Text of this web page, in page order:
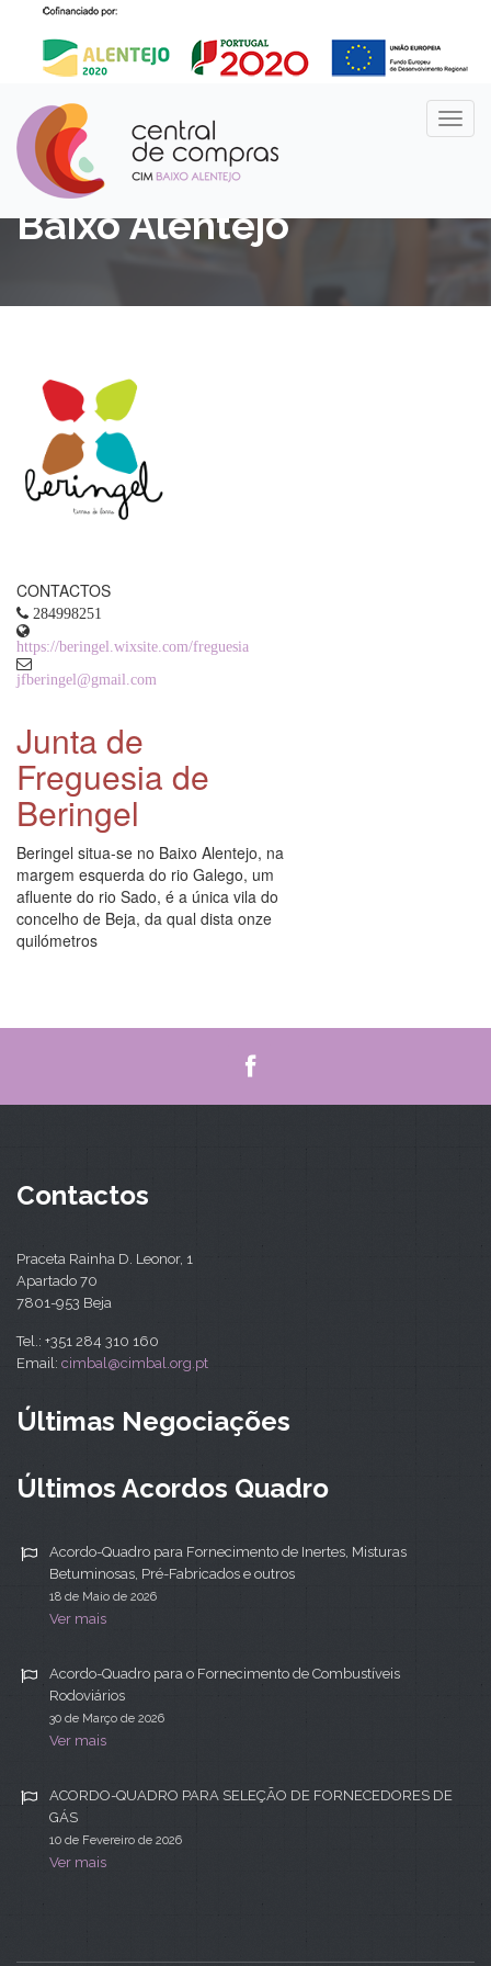
Entidades da CIM do
Baixo Alentejo
CONTACTOS
284998251
https://beringel.wixsite.com/freguesia
jfberingel@gmail.com
Junta de
Freguesia de
Beringel
Beringel situa-se no Baixo Alentejo, na
margem esquerda do rio Galego, um
afluente do rio Sado, é a única vila do
concelho de Beja, da qual dista onze
quilómetros
Contactos
Praceta Rainha D. Leonor, 1
Apartado 70
7801-953 Beja
Tel.: +351 284 310 160
Email: cimbal@cimbal.org.pt
Últimas Negociações
Últimos Acordos Quadro
Acordo-Quadro para Fornecimento de Inertes, Misturas
Betuminosas, Pré-Fabricados e outros
18 de Maio de 2026
Ver mais
Acordo-Quadro para o Fornecimento de Combustíveis
Rodoviários
30 de Março de 2026
Ver mais
ACORDO-QUADRO PARA SELEÇÃO DE FORNECEDORES DE
GÁS
10 de Fevereiro de 2026
Ver mais